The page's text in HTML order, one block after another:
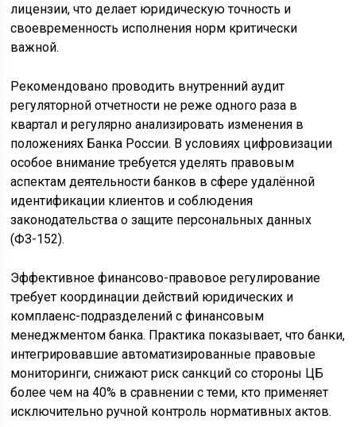
лицензии, что делает юридическую точность и
своевременность исполнения норм критически
важной.
Рекомендовано проводить внутренний аудит
регуляторной отчетности не реже одного раза в
квартал и регулярно анализировать изменения в
положениях Банка России. В условиях цифровизации
особое внимание требуется уделять правовым
аспектам деятельности банков в сфере удалённой
идентификации клиентов и соблюдения
законодательства о защите персональных данных
(ФЗ-152).
Эффективное финансово-правовое регулирование
требует координации действий юридических и
комплаенс-подразделений с финансовым
менеджментом банка. Практика показывает, что банки,
интегрировавшие автоматизированные правовые
мониторинги, снижают риск санкций со стороны ЦБ
более чем на 40% в сравнении с теми, кто применяет
исключительно ручной контроль нормативных актов.